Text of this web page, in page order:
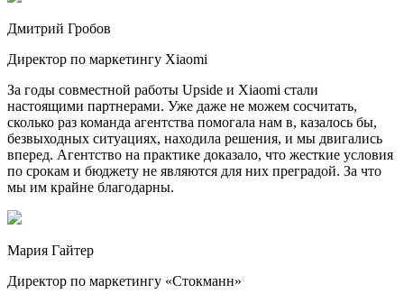
Дмитрий Гробов
Директор по маркетингу Xiaomi
За годы совместной работы Upside и Xiaomi стали
настоящими партнерами. Уже даже не можем сосчитать,
сколько раз команда агентства помогала нам в, казалось бы,
безвыходных ситуациях, находила решения, и мы двигались
вперед. Агентство на практике доказало, что жесткие условия
по срокам и бюджету не являются для них преградой. За что
мы им крайне благодарны.
Мария Гайтер
Директор по маркетингу «Стокманн»